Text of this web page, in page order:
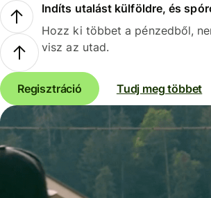
Indíts utalást külföldre, és
Hozz ki többet a pénzedből,
visz az utad.
Regisztráció Tudj meg többet